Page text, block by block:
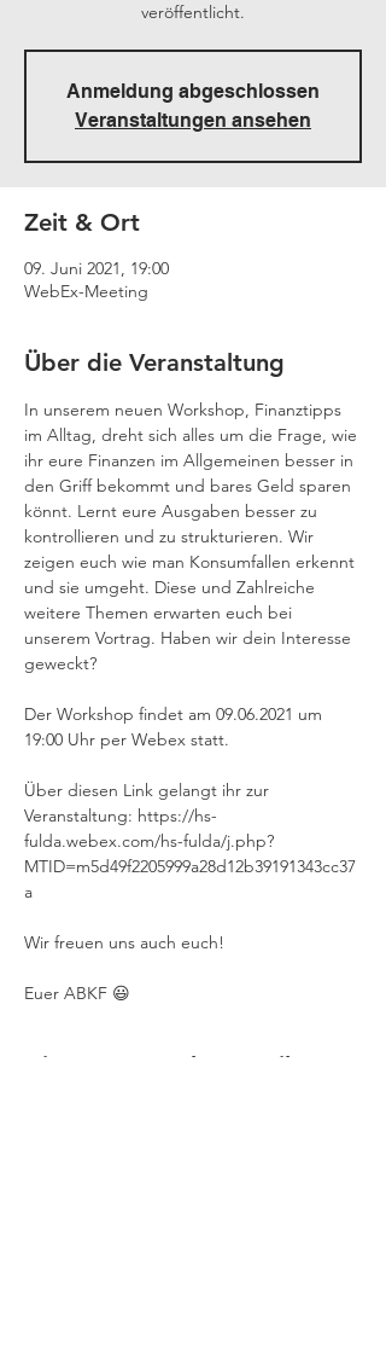
veröffentlicht.
Anmeldung abgeschlossen
Veranstaltungen ansehen
Zeit & Ort
09. Juni 2021, 19:00
WebEx-Meeting
Über die Veranstaltung
In unserem neuen Workshop, Finanztipps
im Alltag, dreht sich alles um die Frage, wie
ihr eure Finanzen im Allgemeinen besser in
den Griff bekommt und bares Geld sparen
könnt. Lernt eure Ausgaben besser zu
kontrollieren und zu strukturieren. Wir
zeigen euch wie man Konsumfallen erkennt
und sie umgeht. Diese und Zahlreiche
weitere Themen erwarten euch bei
unserem Vortrag. Haben wir dein Interesse
geweckt?
Der Workshop findet am 09.06.2021 um
19:00 Uhr per Webex statt.
Über diesen Link gelangt ihr zur
Veranstaltung: https://hs-
fulda.webex.com/hs-fulda/j.php?
MTID=m5d49f2205999a28d12b39191343cc37
a
Wir freuen uns auch euch!
Euer ABKF 😃
Diese Veranstaltung teilen